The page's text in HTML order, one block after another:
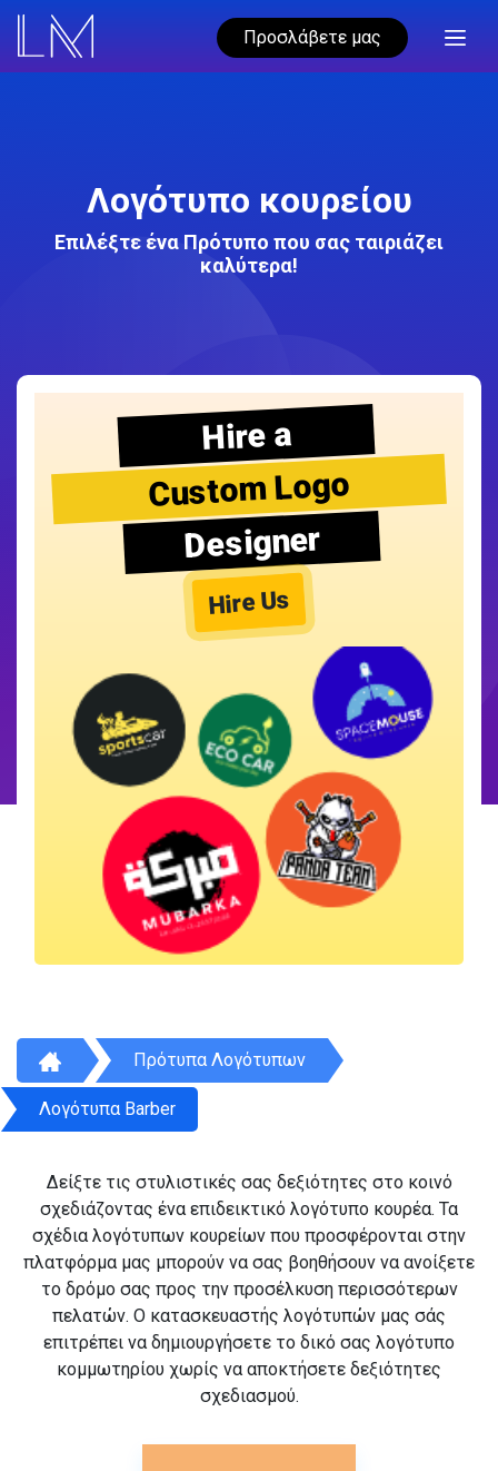
Προσλάβετε μας
Λογότυπο κουρείου
Επιλέξτε ένα Πρότυπο που σας ταιριάζει
καλύτερα!
Hire a
Custom Logo
Designer
Hire Us
Πρότυπα Λογότυπων
Λογότυπα Barber
Δείξτε τις στυλιστικές σας δεξιότητες στο κοινό
σχεδιάζοντας ένα επιδεικτικό λογότυπο κουρέα. Τα
σχέδια λογότυπων κουρείων που προσφέρονται στην
πλατφόρμα μας μπορούν να σας βοηθήσουν να ανοίξετε
το δρόμο σας προς την προσέλκυση περισσότερων
πελατών. Ο κατασκευαστής λογότυπών μας σάς
επιτρέπει να δημιουργήσετε το δικό σας λογότυπο
κομμωτηρίου χωρίς να αποκτήσετε δεξιότητες
σχεδιασμού.